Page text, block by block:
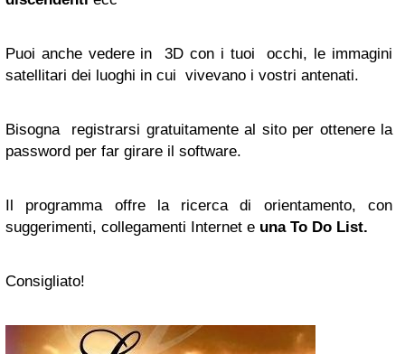
Puoi anche vedere in 3D con i tuoi occhi, le immagini
satellitari dei luoghi in cui vivevano i vostri antenati.
Bisogna registrarsi gratuitamente al sito per ottenere la
password per far girare il software.
Il programma offre la ricerca di orientamento, con
suggerimenti, collegamenti Internet e una To Do List.
Consigliato!